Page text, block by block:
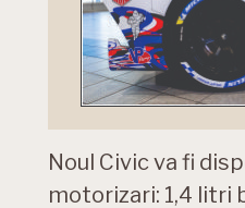
Noul Civic va fi
motorizari: 1,4 litri